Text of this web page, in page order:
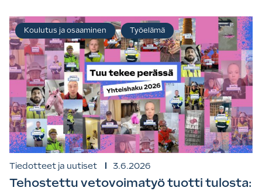
Tiedotteet ja uutiset 3.6.2026
Tehostettu vetovoimatyö tuotti tulosta:
Koulutus ja osaaminen Työelämä